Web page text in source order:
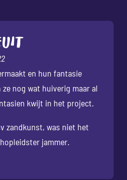
en hun fantasie
nog wat huiverig maar al
kwijt in het project.
zandkunst, was niet het
jammer.